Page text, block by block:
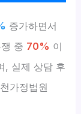
증가하면서
중 70% 이
, 실제 상담 후
가정법원